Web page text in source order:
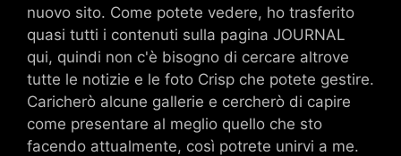
nuovo sito. Come potete vedere, ho trasferito
quasi tutti i contenuti sulla pagina JOURNAL
qui, quindi non c'è bisogno di cercare altrove
tutte le notizie e le foto Crisp che potete gestire.
Caricherò alcune gallerie e cercherò di capire
come presentare al meglio quello che sto
facendo attualmente, così potrete unirvi a me.